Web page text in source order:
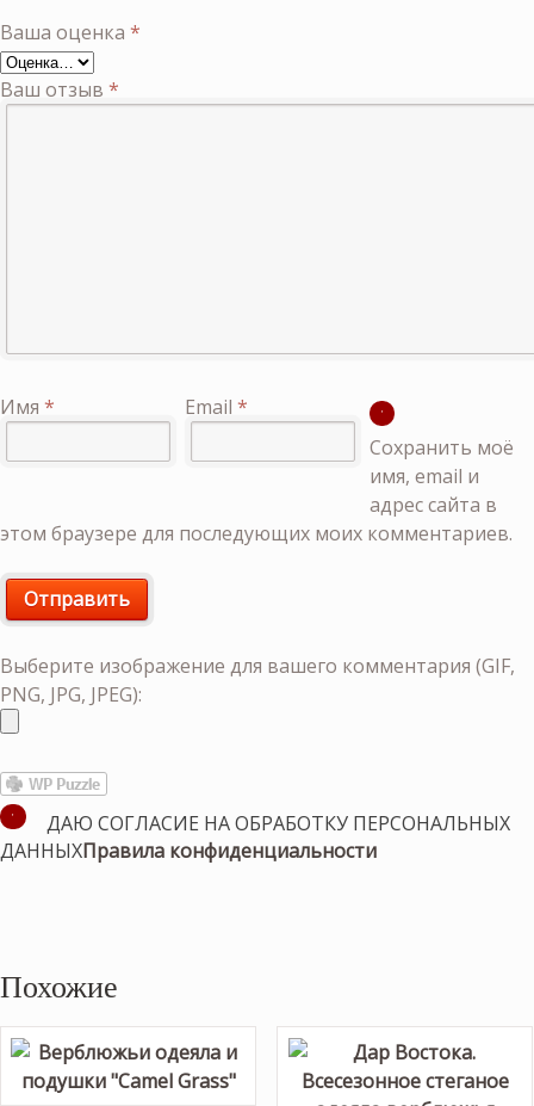
Ваша оценка *
Ваш отзыв *
Имя * Email *
Сохранить моё
имя, email и
адрес сайта в
этом браузере для последующих моих комментариев.
Выберите изображение для вашего комментария (GIF,
PNG, JPG, JPEG):
ДАЮ СОГЛАСИЕ НА ОБРАБОТКУ ПЕРСОНАЛЬНЫХ
ДАННЫХПравила конфиденциальности
Похожие